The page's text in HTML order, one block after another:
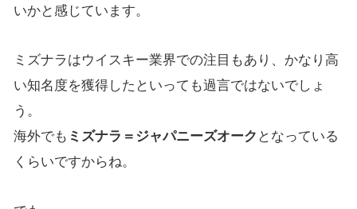
いかと感じています。
ミズナラはウイスキー業界での注目もあり、かなり高
い知名度を獲得したといっても過言ではないでしょ
う。
海外でも ミズナラ＝ジャパニーズオーク となっている
くらいですからね。